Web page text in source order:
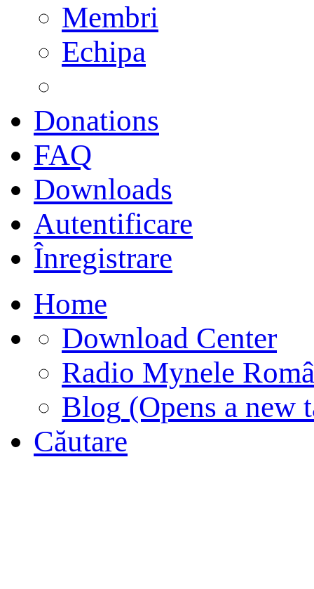
Membri
Echipa
Donations
FAQ
Downloads
Autentificare
Înregistrare
Home
Download Center
Radio Mynele
Blog (Opens a new
Căutare